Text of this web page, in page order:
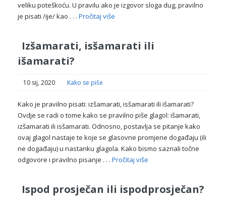
veliku poteškoću. U pravilu ako je izgovor sloga dug, pravilno
je pisati /ije/ kao . . . Pročitaj više
Izšamarati, isšamarati ili
išamarati?
10 sij, 2020 Kako se piše
Kako je pravilno pisati: izšamarati, isšamarati ili išamarati?
Ovdje se radi o tome kako se pravilno piše glagol: išamarati,
izšamarati ili isšamarati. Odnosno, postavlja se pitanje kako
ovaj glagol nastaje te koje se glasovne promjene događaju (ili
ne događaju) u nastanku glagola. Kako bismo saznali točne
odgovore i pravilno pisanje . . . Pročitaj više
Ispod prosječan ili ispodprosječan?